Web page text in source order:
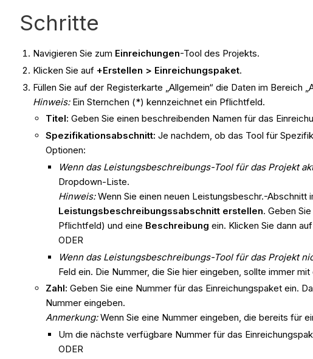
Schritte
Navigieren Sie zum Einreichungen-Tool des Projekts.
Klicken Sie auf +Erstellen > Einreichungspaket.
Füllen Sie auf der Registerkarte „Allgemein“ die Daten im Bereich
Hinweis:Ein Sternchen (*) kennzeichnet ein Pflichtfeld.
Titel: Geben Sie einen beschreibenden Namen für das
Spezifikationsabschnitt: Je nachdem, ob das Tool für
Optionen:
Wenn das Leistungsbeschreibungs-Tool für das Projekt
Dropdown-Liste.
Hinweis:Wenn Sie einen neuen Leistungsbeschr.-
Leistungsbeschreibungssabschnitt erstellen. Geben
Pflichtfeld) und eine Beschreibung ein. Klicken Sie dann auf
ODER
Wenn das Leistungsbeschreibungs-Tool für das Projekt
Feld ein. Die Nummer, die Sie hier eingeben, sollte immer
Zahl: Geben Sie eine Nummer für das Einreichungspaket ein.
Nummer eingeben.
Anmerkung:Wenn Sie eine Nummer eingeben, die bereits für
Um die nächste verfügbare Nummer für das
ODER